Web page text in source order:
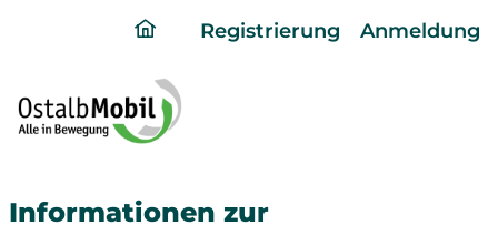
ding
page
Registrierung Anmeldung
Informationen zur